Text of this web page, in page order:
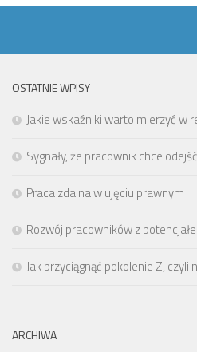
OSTATNIE WPISY
Jakie wskaźniki warto mierzyć w
Sygnały, że pracownik chce odejść
Praca zdalna w ujęciu prawnym
Rozwój pracowników z
Jak przyciągnąć pokolenie Z,
ARCHIWA